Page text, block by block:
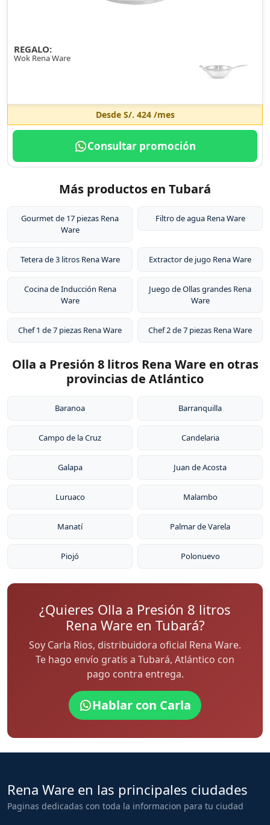
REGALO:
Wok Rena Ware
Desde S/. 424/mes
Consultar promoción
Más productos en Tubará
Gourmet de 17 piezas Rena
Ware
Filtro de agua Rena Ware
Tetera de 3 litros Rena Ware Extractor de jugo Rena Ware
Cocina de Inducción Rena
Ware
Juego de Ollas grandes Rena
Ware
Chef 1 de 7 piezas Rena Ware Chef 2 de 7 piezas Rena Ware
Olla a Presión 8 litros Rena Ware en otras
provincias de Atlántico
Baranoa Barranquilla
Campo de la Cruz Candelaria
Galapa Juan de Acosta
Luruaco Malambo
Manatí Palmar de Varela
Piojó Polonuevo
¿Quieres Olla a Presión 8 litros
Rena Ware en Tubará?
Soy Carla Rios, distribuidora oficial Rena Ware.
Te hago envío gratis a Tubará, Atlántico con
pago contra entrega.
Hablar con Carla
Rena Ware en las principales ciudades
Paginas dedicadas con toda la informacion para tu ciudad